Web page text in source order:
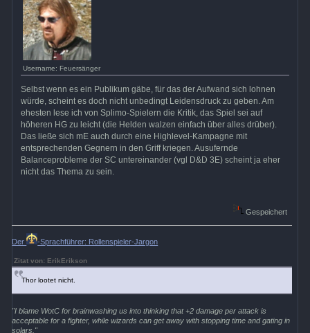
Username: Feuersänger
Selbst wenn es ein Publikum gäbe, für das der Aufwand sich lohnen
würde, scheint es doch nicht unbedingt Leidensdruck zu geben. Am
ehesten lese ich von Splimo-Spielern die Kritik, das Spiel sei auf
höheren HG zu leicht (die Helden walzen einfach über alles drüber).
Das ließe sich mE auch durch eine Highlevel-Kampagne mit
entsprechenden Gegnern in den Griff kriegen. Ausufernde
Balanceprobleme der SC untereinander (vgl D&D 3E) scheint ja eher
nicht das Thema zu sein.
Gespeichert
Der -Sprachführer: Rollenspieler-Jargon
Zitat von: ErikErikson
Thor lootet nicht.
"I blame WotC for brainwashing us into thinking that +2 damage per attack is
acceptable for a fighter, while wizards can get away with stopping time and gating in
solars."